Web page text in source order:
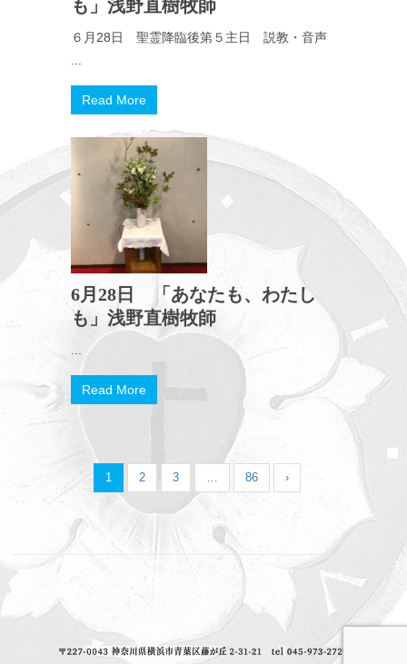
も」浅野直樹牧師
６月28日 聖霊降臨後第５主日 説教・音声
Read More
6月28日 「あなたも、わたし
も」浅野直樹牧師
Read More
1 2 3 86 ›